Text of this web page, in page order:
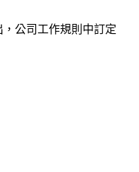
公司工作規則中訂定